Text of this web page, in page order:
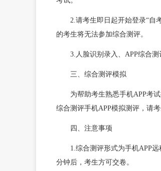
2.请考生即日起开始登录“自
的考生将无法参加综合测评。
3.人脸识别录入、APP综合测
三、综合测评模拟
为帮助考生熟悉手机APP考
综合测评手机APP模拟测评，请
四、注意事项
1.综合测评形式为手机APP
分钟后，考生方可交卷。